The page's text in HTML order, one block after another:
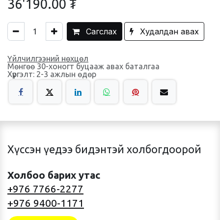
36'190.00 ₮
Сагслах Худалдан авах
Үйлчилгээний нөхцөл
Мөнгөө 30-хоногт буцааж авах баталгаа
Хүргэлт: 2-3 ажлын өдөр
Хүссэн үедээ бидэнтэй холбогдоорой
Холбоо барих утас
+976 7766-2277
+976 9400-1171